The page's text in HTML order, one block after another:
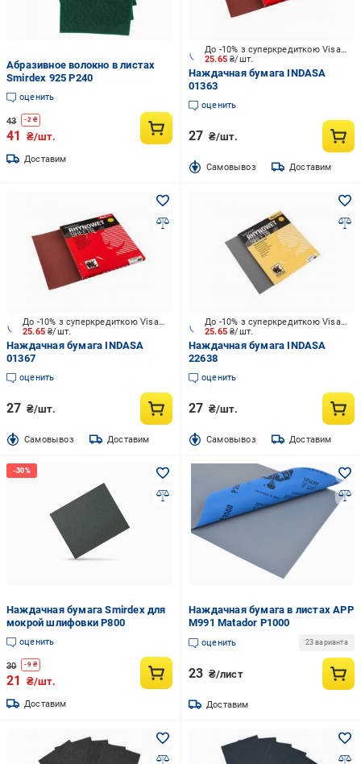
Абразивное волокно в листах
Smirdex 925 P240
оценить
43 -2₴
41 ₴/шт.
Доставим
25.65₴/шт.
До -10% з суперкредиткою Visa Вигода
Наждачная бумага INDASA
01363
оценить
27 ₴/шт.
Cамовывоз Доставим
25.65₴/шт.
До -10% з суперкредиткою Visa Вигода
Наждачная бумага INDASA
01367
оценить
27 ₴/шт.
Cамовывоз Доставим
25.65₴/шт.
До -10% з суперкредиткою Visa Вигода
Наждачная бумага INDASA
22638
оценить
27 ₴/шт.
Cамовывоз Доставим
Наждачная бумага Smirdex для
мокрой шлифовки P800
оценить
30 -9₴
21 ₴/шт.
Доставим
Наждачная бумага в листах APP
M991 Matador P1000
оценить 23 варианта
23 ₴/лист
Доставим